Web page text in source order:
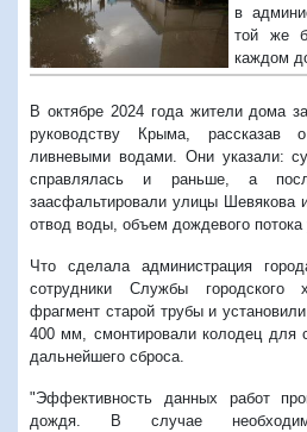
в
той же
каждом
В октябре 2024 года жители дома
руководству Крыма, рассказав
ливневыми водами. Они указали:
справлялась и раньше, а
заасфальтировали улицы Шевякова
отвод воды, объем дождевого потока
Что сделала администрация
сотрудники Службы городского
фрагмент старой трубы и
400 мм, смонтировали колодец для
дальнейшего сброса.
"Эффективность данных работ
дождя. В случае